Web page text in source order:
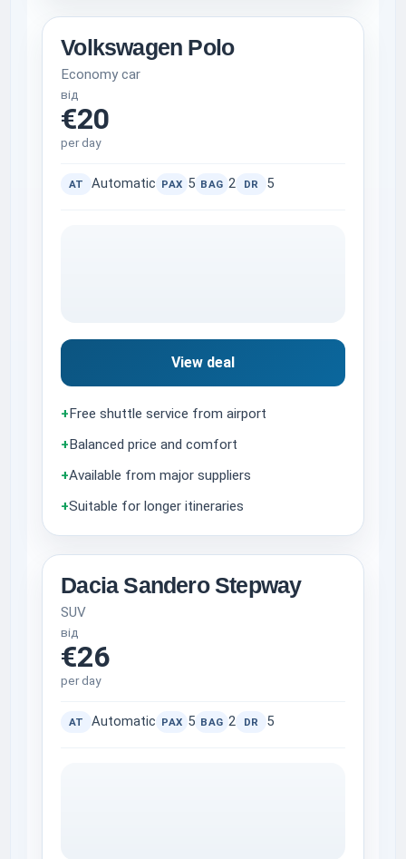
Volkswagen Polo
Economy car
від
€20
per day
AT Automatic PAX 5 BAG 2 DR 5
View deal
+Free shuttle service from airport
+Balanced price and comfort
+Available from major suppliers
+Suitable for longer itineraries
Dacia Sandero Stepway
SUV
від
€26
per day
AT Automatic PAX 5 BAG 2 DR 5